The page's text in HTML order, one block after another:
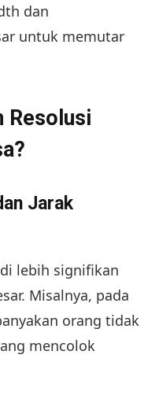
dan
untuk memutar
Resolusi
Jarak
lebih signifikan
Misalnya, pada
orang tidak
mencolok